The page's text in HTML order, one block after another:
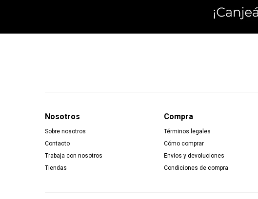
Nosotros
Sobre nosotros
Contacto
Trabaja con nosotros
Tiendas
Compra
Términos legales
Cómo comprar
Envíos y devoluciones
Condiciones de compra